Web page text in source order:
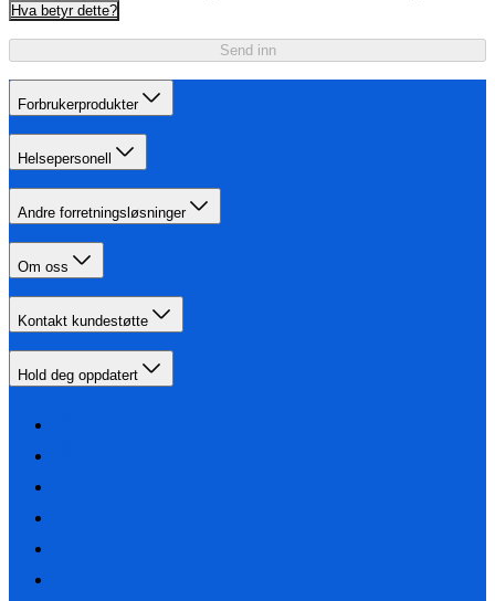
Hva betyr dette?
Send inn
Forbrukerprodukter
Helsepersonell
Andre forretningsløsninger
Om oss
Kontakt kundestøtte
Hold deg oppdatert